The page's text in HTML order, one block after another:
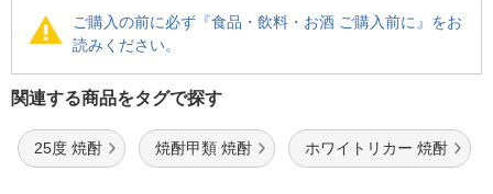
ご購入の前に必ず『食品・飲料・お酒 ご購入前に』をお
読みください。
関連する商品をタグで探す
25度 焼酎 焼酎甲類 焼酎 ホワイトリカー 焼酎